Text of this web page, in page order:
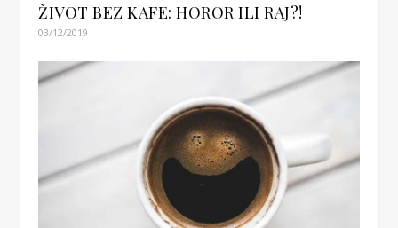
ŽIVOT BEZ KAFE: HOROR ILI RAJ?!
03/12/2019